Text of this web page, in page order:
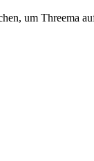
um Threema